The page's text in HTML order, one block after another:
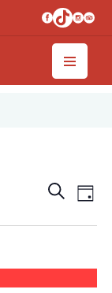
de
vues
Recherche
Jour